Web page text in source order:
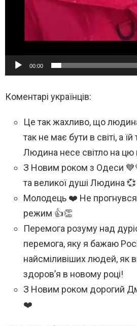
00:00
Коментарі українців:
Це так жахливо, що
так не має бути в світі, а
Людина несе світло на цю
З Новим роком з Одеси
та великої душі Людина
Молодець ❤️ Не прогнувся
режим 👍👏
Перемога розуму над
перемога, яку я бажаю
найсміливіших людей, як
здоров’я в новому році!
З Новим роком дорогий
❤️